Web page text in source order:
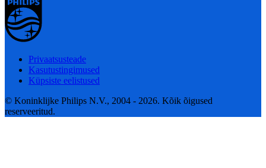
Privaatsusteade
Kasutustingimused
Küpsiste eelistused
© Koninklijke Philips N.V., 2004 - 2026. Kõik õigused
reserveeritud.